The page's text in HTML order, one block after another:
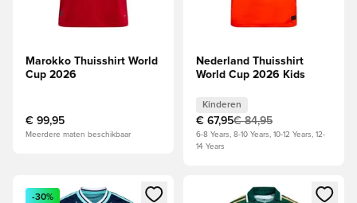
Marokko Thuisshirt World
Cup 2026
€ 99,95
Meerdere maten beschikbaar
Nederland Thuisshirt
World Cup 2026 Kids
Kinderen
€ 67,95€ 84,95
6-8 Years, 8-10 Years, 10-12 Years, 12-
14 Years
Opent een venster om in te loggen of je aan te melden als
-30%
Opent een venster om in te